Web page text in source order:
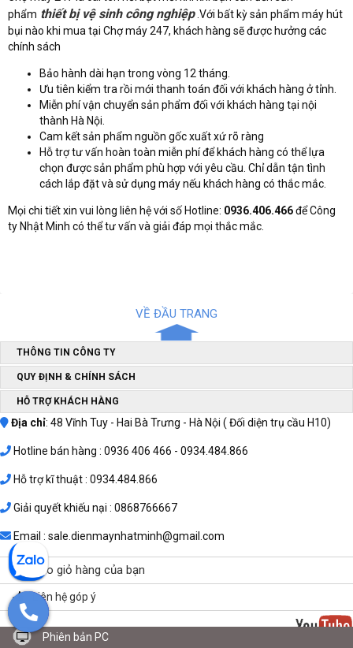
phẩm thiết bị vệ sinh công nghiệp.Với bất kỳ sản phẩm máy hút
bụi nào khi mua tại Chợ máy 247, khách hàng sẽ được hưởng các
chính sách
Bảo hành dài hạn trong vòng 12 tháng.
Ưu tiên kiểm tra rồi mới thanh toán đối với khách hàng ở tỉnh.
Miễn phí vận chuyển sản phẩm đối với khách hàng tại nội
thành Hà Nội.
Cam kết sản phẩm nguồn gốc xuất xứ rõ ràng
Hỗ trợ tư vấn hoàn toàn miễn phí để khách hàng có thể lựa
chọn được sản phẩm phù hợp với yêu cầu. Chỉ dẫn tận tình
cách lắp đặt và sử dụng máy nếu khách hàng có thắc mắc.
Mọi chi tiết xin vui lòng liên hệ với số Hotline: 0936.406.466để Công
ty Nhật Minh có thể tư vấn và giải đáp mọi thắc mắc.
VỀ ĐẦU TRANG
THÔNG TIN CÔNG TY
QUY ĐỊNH & CHÍNH SÁCH
HỖ TRỢ KHÁCH HÀNG
Địa chỉ: 48 Vĩnh Tuy - Hai Bà Trưng - Hà Nội ( Đối diện trụ cầu H10)
Hotline bán hàng : 0936 406 466 - 0934.484.866
Hỗ trợ kĩ thuật : 0934.484.866
Giải quyết khiếu nại : 0868766667
Email : sale.dienmaynhatminh@gmail.com
Vào giỏ hàng của bạn
Liên hệ góp ý
Phiên bản PC